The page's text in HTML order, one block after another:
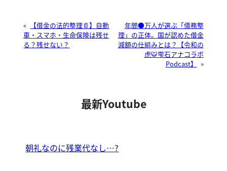
«
【借金の法的整理📄】自動
車・スマホ・生命保険は残せ
る？残せない？
年間●万人が選ぶ「債務整
理」の正体。国が認めた借金
減額の仕組みとは？【令和の
虎🐯雫石アナコラボ
Podcast】
»
最新Youtube
朝礼なのに残業代なし…?